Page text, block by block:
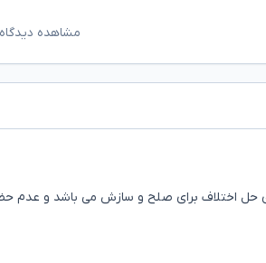
مشاهده
حل اختلاف برای صلح و سازش می باشد و عدم